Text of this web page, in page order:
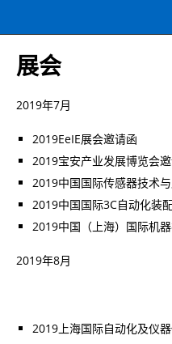
展会
2019年7月
2019EeIE展会邀请函
2019宝安产业发展博览会
2019中国国际传感器技术
2019中国国际3C自动化装
2019中国（上海）国际机
2019年8月
2019上海国际自动化及仪